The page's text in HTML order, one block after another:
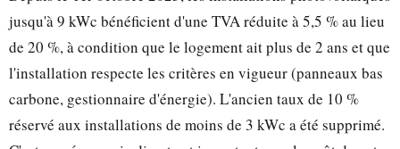
jusqu'à 9 kWc bénéficient d'une TVA réduite à 5,5 % au lieu
de 20 %, à condition que le logement ait plus de 2 ans et que
l'installation respecte les critères en vigueur (panneaux bas
carbone, gestionnaire d'énergie). L'ancien taux de 10 %
réservé aux installations de moins de 3 kWc a été supprimé.